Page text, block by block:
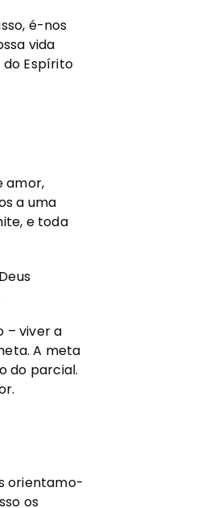
é-nos
vida
Espírito
amor,
a uma
e toda
– viver a
A meta
do parcial.
orientamo-
os